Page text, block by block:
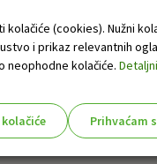
kolačiće (cookies). Nužni
i prikaz relevantnih
neophodne kolačiće.
Prihvaćam